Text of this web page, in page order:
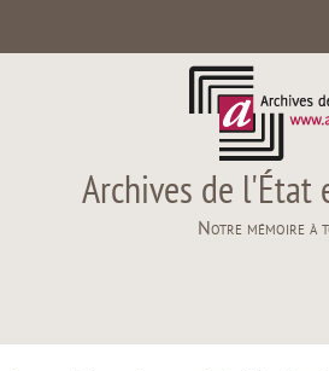
Archives de l'État
Notre mémoire à